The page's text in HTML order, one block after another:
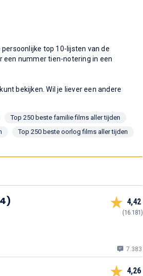
top 10-lijsten van de
een nummer tien-notering in een
bekijken. Wil je liever een andere
Top 250 beste familie films aller tijden
Top 250 beste oorlog films aller tijden
4,42
(16.181)
7.383
4,26